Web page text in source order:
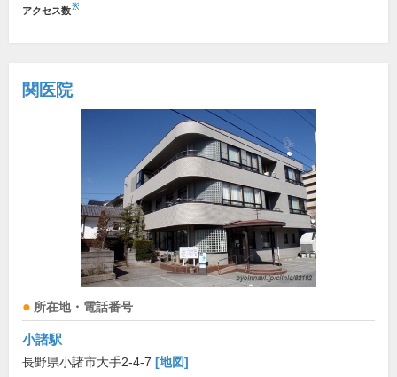
アクセス数※
関医院
所在地・電話番号
小諸駅
長野県小諸市大手2-4-7 [地図]